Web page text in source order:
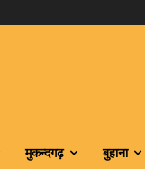
मुकन्दगढ़ बुहाना